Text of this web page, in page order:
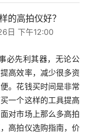
的高拍仪好？
日 下午12:00
必先利其器，无论公
高效率，减少很多资
。花钱买时间是非常
一个这样的工具提高
对市场上那么多高拍
高拍仪选购指南，价